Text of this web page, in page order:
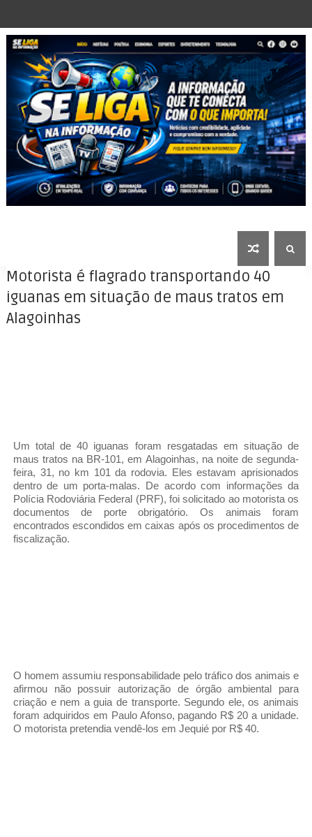
Motorista é flagrado transportando 40
iguanas em situação de maus tratos em
Alagoinhas
Um total de 40 iguanas foram resgatadas em situação de
maus tratos na BR-101, em Alagoinhas, na noite de segunda-
feira, 31, no km 101 da rodovia. Eles estavam aprisionados
dentro de um porta-malas. De acordo com informações da
Polícia Rodoviária Federal (PRF), foi solicitado ao motorista os
documentos de porte obrigatório. Os animais foram
encontrados escondidos em caixas após os procedimentos de
fiscalização.
O homem assumiu responsabilidade pelo tráfico dos animais e
afirmou não possuir autorização de órgão ambiental para
criação e nem a guia de transporte. Segundo ele, os animais
foram adquiridos em Paulo Afonso, pagando R$ 20 a unidade.
O motorista pretendia vendê-los em Jequié por R$ 40.